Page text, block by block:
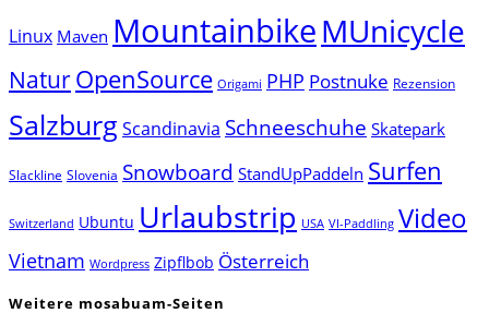
Linux Maven MountainbikeMUnicycle
NaturOpenSource Origami PHP Postnuke Rezension
SalzburgScandinavia Schneeschuhe Skatepark
Slackline Slovenia Snowboard StandUpPaddeln Surfen
Switzerland Ubuntu Urlaubstrip USA VI-Paddling Video
Vietnam Wordpress Zipflbob Österreich
Weitere mosabuam-Seiten